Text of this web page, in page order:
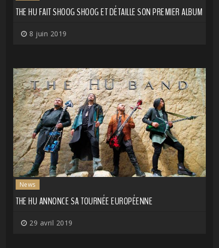
THE HU FAIT SHOOG SHOOG ET DÉTAILLE SON PREMIER ALBUM
8 juin 2019
News
THE HU ANNONCE SA TOURNÉE EUROPÉENNE
29 avril 2019